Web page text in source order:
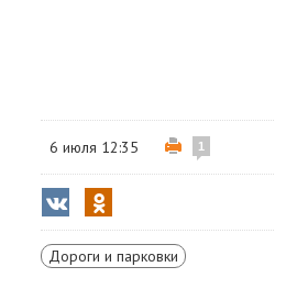
6 июля 12:35 1
Дороги и парковки